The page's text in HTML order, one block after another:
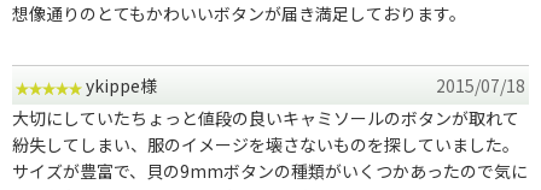
想像通りのとてもかわいいボタンが届き満足しております。
ykippe様
2015/07/18
大切にしていたちょっと値段の良いキャミソールのボタンが取れて
紛失してしまい、服のイメージを壊さないものを探していました。
サイズが豊富で、貝の9mmボタンの種類がいくつかあったので気に